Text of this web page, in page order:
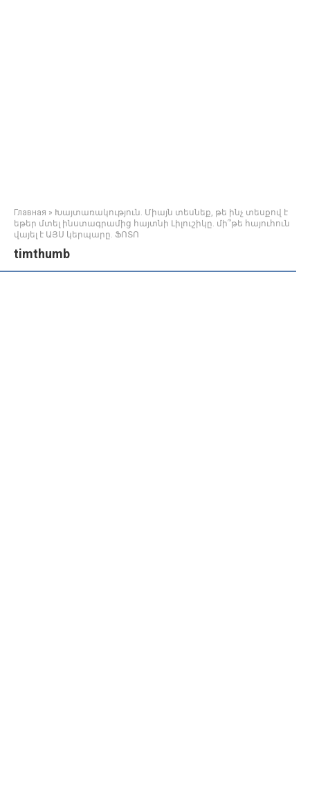
Главная » Խայտառակություն. Միայն տեսնեք, թե ինչ տեսքով է
եթեր մտել ինստագրամից հայտնի Լիլուշիկը. մի՞թե հայուհուն
վայել է ԱՅՍ կերպարը. ՖՈՏՈ
timthumb